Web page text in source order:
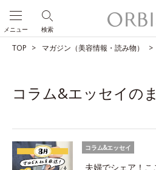
検索
メニュー
TOP マガジン（美容情報・読み物）
コラム&エッセイの
コラム&エッセイ
夫婦でシェア！